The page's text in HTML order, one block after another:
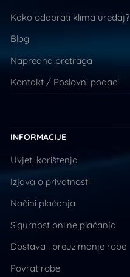
Kako odabrati klima uređaj?
Blog
Napredna pretraga
Kontakt / Poslovni podaci
INFORMACIJE
Uvjeti korištenja
Izjava o privatnosti
Načini plaćanja
Sigurnost online plaćanja
Dostava i preuzimanje robe
Povrat robe